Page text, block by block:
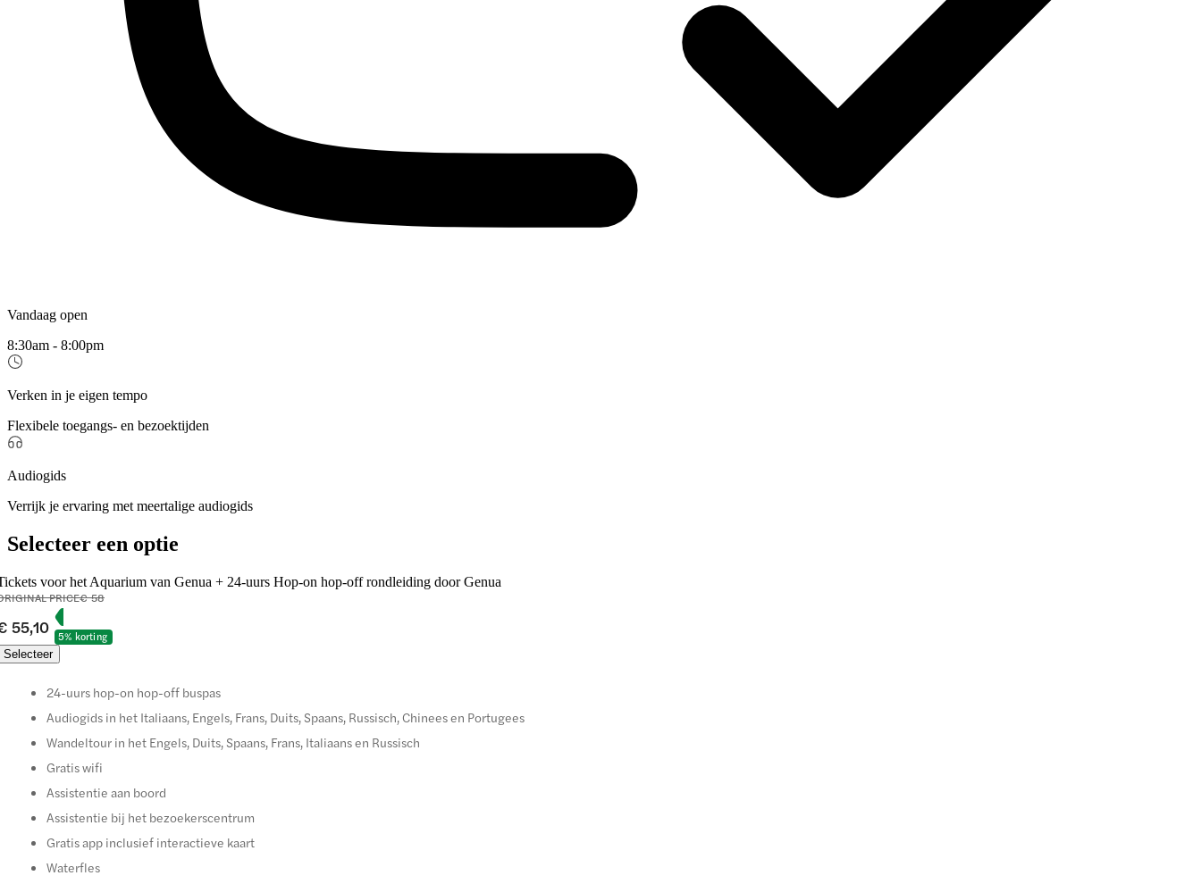
Vandaag open
8:30am - 8:00pm
Verken in je eigen tempo
Flexibele toegangs- en bezoektijden
Audiogids
Verrijk je ervaring met meertalige audiogids
Selecteer een optie
voor het Aquarium van Genua + 24-uurs Hop-on hop-off rondleiding door Genua
PRICE€ 58
55,10
5% korting
Selecteer
24-uurs hop-on hop-off buspas
Audiogids in het Italiaans, Engels, Frans, Duits, Spaans, Russisch, Chinees en Portugees
Wandeltour in het Engels, Duits, Spaans, Frans, Italiaans en Russisch
Gratis wifi
Assistentie aan boord
Assistentie bij het bezoekerscentrum
Gratis app inclusief interactieve kaart
Waterfles